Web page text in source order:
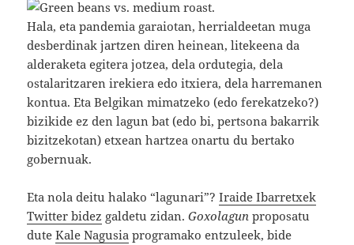
Hala, eta pandemia garaiotan, herrialdeetan muga
desberdinak jartzen diren heinean, litekeena da
alderaketa egitera jotzea, dela ordutegia, dela
ostalaritzaren irekiera edo itxiera, dela harremanen
kontua. Eta Belgikan mimatzeko (edo ferekatzeko?)
bizikide ez den lagun bat (edo bi, pertsona bakarrik
bizitzekotan) etxean hartzea onartu du bertako
gobernuak.
Eta nola deitu halako “lagunari”?Iraide Ibarretxek
Twitter bidez galdetu zidan.Goxolagun proposatu
duteKale Nagusia programako entzuleek, bide